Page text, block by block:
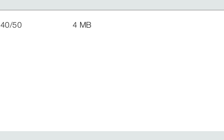
40/50 4 MB